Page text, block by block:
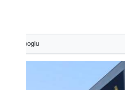
16:54
vir na Googlu